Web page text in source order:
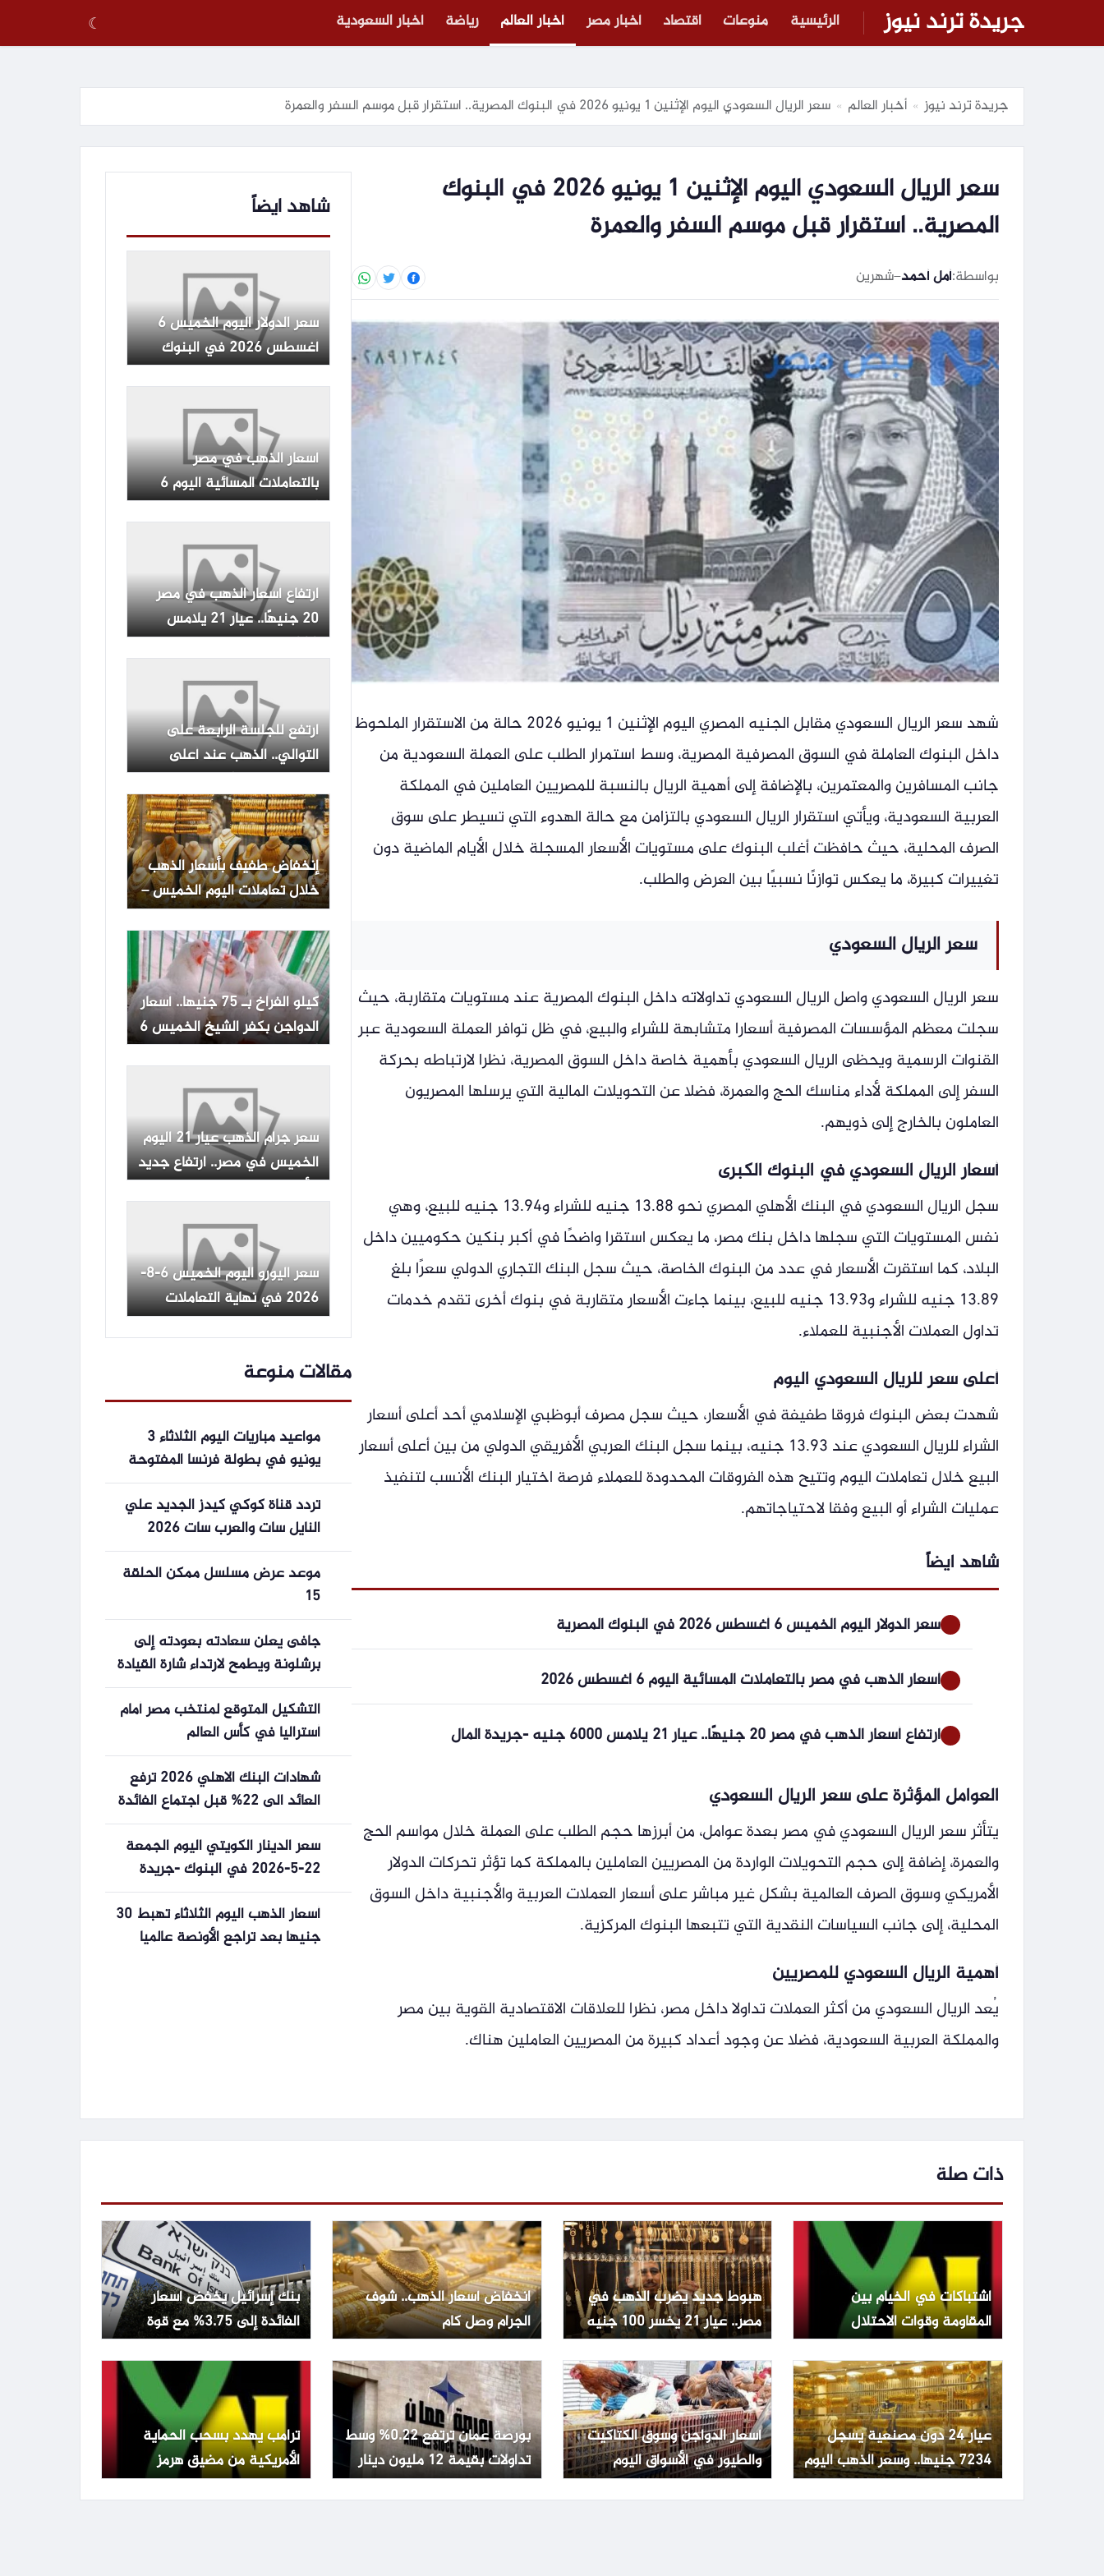
جريدة ترند نيوز الرئيسية منوعات اقتصاد أخبار مصر أخبار العالم رياضة أخبار السعودية ☾
جريدة ترند نيوز » أخبار العالم » سعر الريال السعودي اليوم الإثنين 1 يونيو 2026 في البنوك المصرية.. استقرار قبل موسم السفر والعمرة
سعر الريال السعودي اليوم الإثنين 1 يونيو 2026 في البنوك
المصرية.. استقرار قبل موسم السفر والعمرة
بواسطة:أمل أحمد–شهرين
شهد سعر الريال السعودي مقابل الجنيه المصري اليوم الإثنين 1 يونيو 2026 حالة من الاستقرار الملحوظ
داخل البنوك العاملة في السوق المصرفية المصرية، وسط استمرار الطلب على العملة السعودية من
جانب المسافرين والمعتمرين، بالإضافة إلى أهمية الريال بالنسبة للمصريين العاملين في المملكة
العربية السعودية، ويأتي استقرار الريال السعودي بالتزامن مع حالة الهدوء التي تسيطر على سوق
الصرف المحلية، حيث حافظت أغلب البنوك على مستويات الأسعار المسجلة خلال الأيام الماضية دون
تغييرات كبيرة، ما يعكس توازنًا نسبيًا بين العرض والطلب.
سعر الريال السعودي
سعر الريال السعودي واصل الريال السعودي تداولاته داخل البنوك المصرية عند مستويات متقاربة، حيث
سجلت معظم المؤسسات المصرفية أسعارا متشابهة للشراء والبيع، في ظل توافر العملة السعودية عبر
القنوات الرسمية ويحظى الريال السعودي بأهمية خاصة داخل السوق المصرية، نظرا لارتباطه بحركة
السفر إلى المملكة لأداء مناسك الحج والعمرة، فضلا عن التحويلات المالية التي يرسلها المصريون
العاملون بالخارج إلى ذويهم.
أسعار الريال السعودي في البنوك الكبرى
سجل الريال السعودي في البنك الأهلي المصري نحو 13.88 جنيه للشراء و13.94 جنيه للبيع، وهي
نفس المستويات التي سجلها داخل بنك مصر، ما يعكس استقرا واضحًا في أكبر بنكين حكوميين داخل
البلاد، كما استقرت الأسعار في عدد من البنوك الخاصة، حيث سجل البنك التجاري الدولي سعرًا بلغ
13.89 جنيه للشراء و13.93 جنيه للبيع، بينما جاءت الأسعار متقاربة في بنوك أخرى تقدم خدمات
تداول العملات الأجنبية للعملاء.
أعلى سعر للريال السعودي اليوم
شهدت بعض البنوك فروقا طفيفة في الأسعار، حيث سجل مصرف أبوظبي الإسلامي أحد أعلى أسعار
الشراء للريال السعودي عند 13.93 جنيه، بينما سجل البنك العربي الأفريقي الدولي من بين أعلى أسعار
البيع خلال تعاملات اليوم وتتيح هذه الفروقات المحدودة للعملاء فرصة اختيار البنك الأنسب لتنفيذ
عمليات الشراء أو البيع وفقا لاحتياجاتهم.
شاهد ايضاً
سعر الدولار اليوم الخميس 6 أغسطس 2026 في البنوك المصرية
أسعار الذهب في مصر بالتعاملات المسائية اليوم 6 أغسطس 2026
ارتفاع أسعار الذهب في مصر 20 جنيهًا.. عيار 21 يلامس 6000 جنيه -جريدة المال
العوامل المؤثرة على سعر الريال السعودي
يتأثر سعر الريال السعودي في مصر بعدة عوامل، من أبرزها حجم الطلب على العملة خلال مواسم الحج
والعمرة، إضافة إلى حجم التحويلات الواردة من المصريين العاملين بالمملكة كما تؤثر تحركات الدولار
الأمريكي وسوق الصرف العالمية بشكل غير مباشر على أسعار العملات العربية والأجنبية داخل السوق
المحلية، إلى جانب السياسات النقدية التي تتبعها البنوك المركزية.
أهمية الريال السعودي للمصريين
يُعد الريال السعودي من أكثر العملات تداولا داخل مصر، نظرا للعلاقات الاقتصادية القوية بين مصر
والمملكة العربية السعودية، فضلا عن وجود أعداد كبيرة من المصريين العاملين هناك.
شاهد ايضاً
سعر الدولار اليوم الخميس 6
أغسطس 2026 في البنوك
المصرية
أسعار الذهب في مصر
بالتعاملات المسائية اليوم 6
أغسطس 2026
ارتفاع أسعار الذهب في مصر
20 جنيهًا.. عيار 21 يلامس
6000 جنيه -جريدة المال
ارتفع للجلسة الرابعة على
التوالي.. الذهب عند أعلى
مستوى في 7 أسابيع
إنخفاض طفيف بأسعار الذهب
خلال تعاملات اليوم الخميس –
موقع أخبار الناس اليوم
كيلو الفراخ بـ 75 جنيها.. أسعار
الدواجن بكفر الشيخ الخميس 6
أغسطس 2026
سعر جرام الذهب عيار 21 اليوم
الخميس في مصر.. ارتفاع جديد
بالأسواق
سعر اليورو اليوم الخميس 6-8-
2026 في نهاية التعاملات
-جريدة المال
مقالات منوعة
مواعيد مباريات اليوم الثلاثاء 3
يونيو في بطولة فرنسا المفتوحة
“رولان غاروس” 2026 للتنس
والقنوات الناقلة
تردد قناة كوكي كيدز الجديد علي
النايل سات والعرب سات 2026
موعد عرض مسلسل ممكن الحلقة
15
جافى يعلن سعادته بعودته إلى
برشلونة ويطمح لارتداء شارة القيادة
التشكيل المتوقع لمنتخب مصر أمام
أستراليا في كأس العالم
شهادات البنك الاهلي 2026 ترفع
العائد الى 22% قبل اجتماع الفائدة
المرتقب
سعر الدينار الكويتي اليوم الجمعة
22-5-2026 في البنوك -جريدة
المال
أسعار الذهب اليوم الثلاثاء تهبط 30
جنيها بعد تراجع الأونصة عالميا
ذات صلة
اشتباكات في الخيام بين
المقاومة وقوات الاحتلال
هبوط جديد يضرب الذهب في
مصر.. عيار 21 يخسر 100 جنيه
انخفاض أسعار الذهب.. شوف
الجرام وصل كام
بنك إسرائيل يخفض أسعار
الفائدة إلى 3.75% مع قوة
الشيكل وتراجع التضخم
عيار 24 دون مصنعية يسجل
7234 جنيها.. وسعر الذهب اليوم
الإثنين 15 يونيو 2026
أسعار الدواجن وسوق الكتاكيت
والطيور في الأسواق اليوم
الجمعة 3 يوليو 2026
بورصة عمان ترتفع 0.22% وسط
تداولات بقيمة 12 مليون دينار
ترامب يهدد بسحب الحماية
الأمريكية من مضيق هرمز
ويطالب الدول المعنية بالدفاع